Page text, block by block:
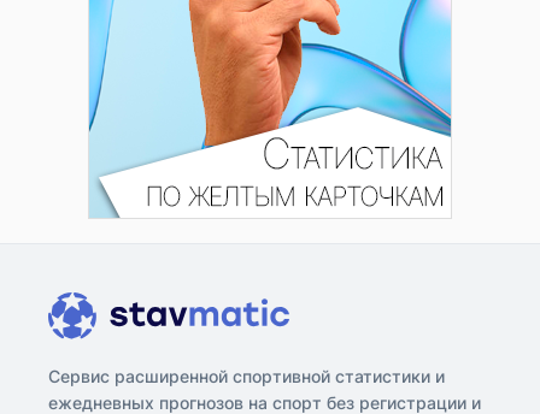
Сервис расширенной спортивной статистики и
ежедневных прогнозов на спорт без регистрации и